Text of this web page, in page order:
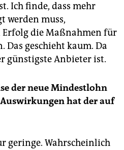
Ich finde, dass mehr
werden muss,
Erfolg die Maßnahmen für
geschieht kaum. Da
günstigste Anbieter ist.
der neue Mindestlohn
hat der auf
geringe. Wahrscheinlich